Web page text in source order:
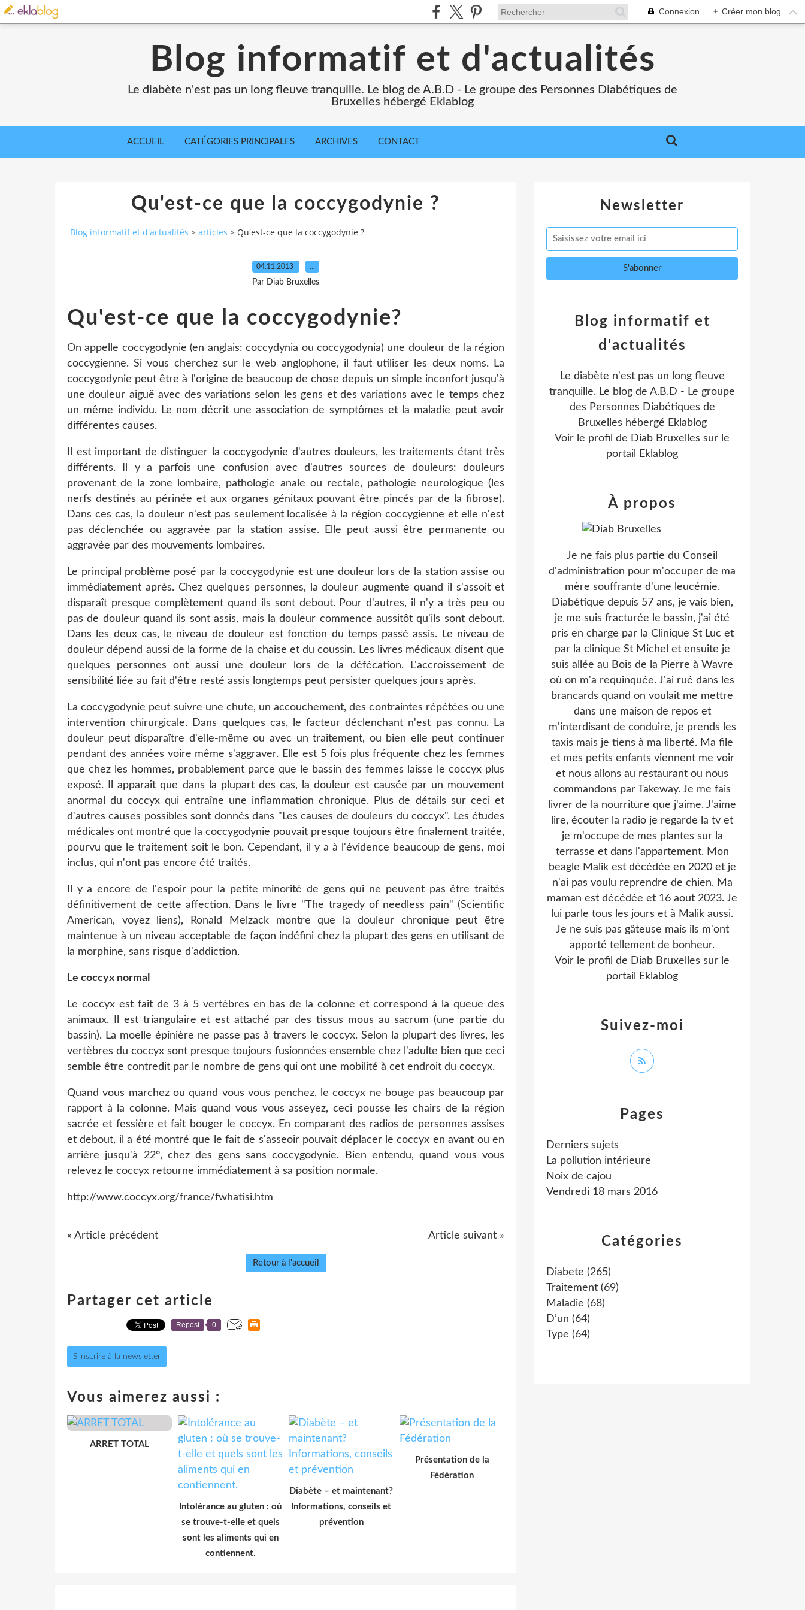
Connexion + Créer mon blog
Blog informatif et d'actualités
Le diabète n'est pas un long fleuve tranquille. Le blog de A.B.D - Le groupe des Personnes Diabétiques de
Bruxelles hébergé Eklablog
ACCUEIL CATÉGORIES PRINCIPALES ARCHIVES CONTACT
Qu'est-ce que la coccygodynie ?
Blog informatif et d'actualités > articles > Qu'est-ce que la coccygodynie ?
04.11.2013 …
Par Diab Bruxelles
Qu'est-ce que la coccygodynie?
On appelle coccygodynie (en anglais: coccydynia ou coccygodynia) une douleur de la région
coccygienne. Si vous cherchez sur le web anglophone, il faut utiliser les deux noms. La
coccygodynie peut être à l'origine de beaucoup de chose depuis un simple inconfort jusqu'à
une douleur aiguë avec des variations selon les gens et des variations avec le temps chez
un même individu. Le nom décrit une association de symptômes et la maladie peut avoir
différentes causes.
Il est important de distinguer la coccygodynie d'autres douleurs, les traitements étant très
différents. Il y a parfois une confusion avec d'autres sources de douleurs: douleurs
provenant de la zone lombaire, pathologie anale ou rectale, pathologie neurologique (les
nerfs destinés au périnée et aux organes génitaux pouvant être pincés par de la fibrose).
Dans ces cas, la douleur n'est pas seulement localisée à la région coccygienne et elle n'est
pas déclenchée ou aggravée par la station assise. Elle peut aussi être permanente ou
aggravée par des mouvements lombaires.
Le principal problème posé par la coccygodynie est une douleur lors de la station assise ou
immédiatement après. Chez quelques personnes, la douleur augmente quand il s'assoit et
disparaît presque complètement quand ils sont debout. Pour d'autres, il n'y a très peu ou
pas de douleur quand ils sont assis, mais la douleur commence aussitôt qu'ils sont debout.
Dans les deux cas, le niveau de douleur est fonction du temps passé assis. Le niveau de
douleur dépend aussi de la forme de la chaise et du coussin. Les livres médicaux disent que
quelques personnes ont aussi une douleur lors de la défécation. L'accroissement de
sensibilité liée au fait d'être resté assis longtemps peut persister quelques jours après.
La coccygodynie peut suivre une chute, un accouchement, des contraintes répétées ou une
intervention chirurgicale. Dans quelques cas, le facteur déclenchant n'est pas connu. La
douleur peut disparaître d'elle-même ou avec un traitement, ou bien elle peut continuer
pendant des années voire même s'aggraver. Elle est 5 fois plus fréquente chez les femmes
que chez les hommes, probablement parce que le bassin des femmes laisse le coccyx plus
exposé. Il apparaît que dans la plupart des cas, la douleur est causée par un mouvement
anormal du coccyx qui entraîne une inflammation chronique. Plus de détails sur ceci et
d'autres causes possibles sont donnés dans "Les causes de douleurs du coccyx". Les études
médicales ont montré que la coccygodynie pouvait presque toujours être finalement traitée,
pourvu que le traitement soit le bon. Cependant, il y a à l'évidence beaucoup de gens, moi
inclus, qui n'ont pas encore été traités.
Il y a encore de l'espoir pour la petite minorité de gens qui ne peuvent pas être traités
définitivement de cette affection. Dans le livre "The tragedy of needless pain" (Scientific
American, voyez liens), Ronald Melzack montre que la douleur chronique peut être
maintenue à un niveau acceptable de façon indéfini chez la plupart des gens en utilisant de
la morphine, sans risque d'addiction.
Le coccyx normal
Le coccyx est fait de 3 à 5 vertèbres en bas de la colonne et correspond à la queue des
animaux. Il est triangulaire et est attaché par des tissus mous au sacrum (une partie du
bassin). La moelle épinière ne passe pas à travers le coccyx. Selon la plupart des livres, les
vertèbres du coccyx sont presque toujours fusionnées ensemble chez l'adulte bien que ceci
semble être contredit par le nombre de gens qui ont une mobilité à cet endroit du coccyx.
Quand vous marchez ou quand vous vous penchez, le coccyx ne bouge pas beaucoup par
rapport à la colonne. Mais quand vous vous asseyez, ceci pousse les chairs de la région
sacrée et fessière et fait bouger le coccyx. En comparant des radios de personnes assises
et debout, il a été montré que le fait de s'asseoir pouvait déplacer le coccyx en avant ou en
arrière jusqu'à 22°, chez des gens sans coccygodynie. Bien entendu, quand vous vous
relevez le coccyx retourne immédiatement à sa position normale.
http://www.coccyx.org/france/fwhatisi.htm
« Article précédent Article suivant »
Retour à l'accueil
Partager cet article
Repost 0
S'inscrire à la newsletter
Vous aimerez aussi :
ARRET TOTAL
Intolérance au gluten : où
se trouve-t-elle et quels
sont les aliments qui en
contiennent.
Diabète – et maintenant?
Informations, conseils et
prévention
Présentation de la
Fédération
Newsletter
Catégories
Diabete (265)
Traitement (69)
Maladie (68)
D’un (64)
Type (64)
Pages
Derniers sujets
La pollution intérieure
Noix de cajou
Vendredi 18 mars 2016
Blog informatif et
d'actualités
Le diabète n'est pas un long fleuve
tranquille. Le blog de A.B.D - Le groupe
des Personnes Diabétiques de
Bruxelles hébergé Eklablog
Voir le profil de Diab Bruxelles sur le
portail Eklablog
Suivez-moi
À propos
Je ne fais plus partie du Conseil
d'administration pour m'occuper de ma
mère souffrante d'une leucémie.
Diabétique depuis 57 ans, je vais bien,
je me suis fracturée le bassin, j'ai été
pris en charge par la Clinique St Luc et
par la clinique St Michel et ensuite je
suis allée au Bois de la Pierre à Wavre
où on m'a requinquée. J'ai rué dans les
brancards quand on voulait me mettre
dans une maison de repos et
m'interdisant de conduire, je prends les
taxis mais je tiens à ma liberté. Ma file
et mes petits enfants viennent me voir
et nous allons au restaurant ou nous
commandons par Takeway. Je me fais
livrer de la nourriture que j'aime. J'aime
lire, écouter la radio je regarde la tv et
je m'occupe de mes plantes sur la
terrasse et dans l'appartement. Mon
beagle Malik est décédée en 2020 et je
n'ai pas voulu reprendre de chien. Ma
maman est décédée et 16 aout 2023. Je
lui parle tous les jours et à Malik aussi.
Je ne suis pas gâteuse mais ils m'ont
apporté tellement de bonheur.
Voir le profil de Diab Bruxelles sur le
portail Eklablog